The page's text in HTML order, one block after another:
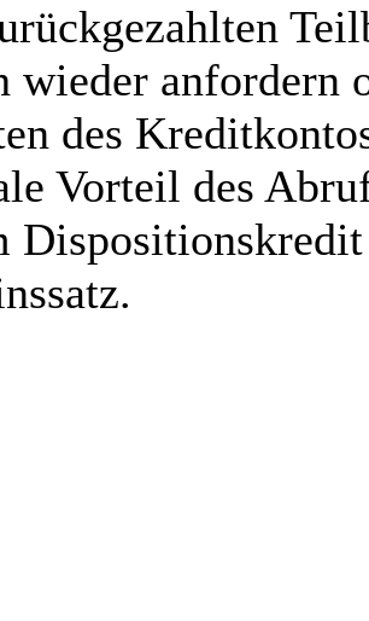
wieder anfordern
des
Vorteil des